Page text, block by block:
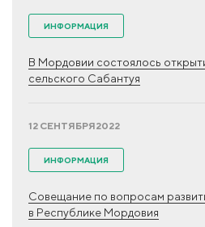
ИНФОРМАЦИЯ
В Мордовии состоялось
сельского Сабантуя
12 СЕНТЯБРЯ2022
ИНФОРМАЦИЯ
Совещание по вопросам
в Республике Мордовия